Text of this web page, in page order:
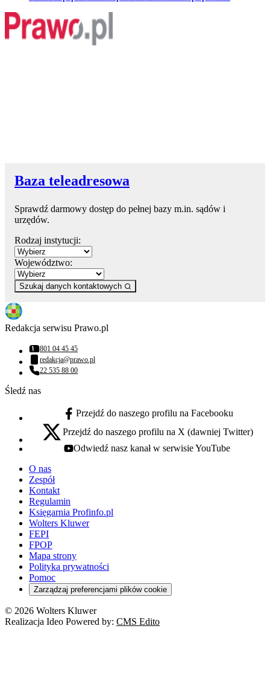
Baza teleadresowa
Sprawdź darmowy dostęp do pełnej bazy m.in. sądów i
urzędów.
Rodzaj instytucji:
Województwo:
Szukaj danych kontaktowych
Redakcja serwisu Prawo.pl
Numer telefonu:
801 04 45 45
Adres email:
redakcja@prawo.pl
Numer telefonu:
22 535 88 00
Śledź nas
facebook - otwiera się w nowej karcie
Przejdź do naszego profilu na Facebooku
x - otwiera się w nowej karcie
Przejdź do naszego profilu na X (dawniej Twitter)
youtube - otwiera się w nowej karcie
Odwiedź nasz kanał w serwisie YouTube
O nas
Zespół
Kontakt
Regulamin
Księgarnia Profinfo.pl
Wolters Kluwer
FEPI
FPOP
Mapa strony
Polityka prywatności
Pomoc
Zarządzaj preferencjami plików cookie
© 2026 Wolters Kluwer
Realizacja Ideo Powered by: CMS Edito